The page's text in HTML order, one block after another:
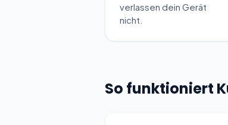
verlassen dein Gerät
nicht.
So funktioniert